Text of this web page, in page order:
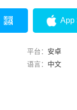
App
平台： 安卓
语言： 中文